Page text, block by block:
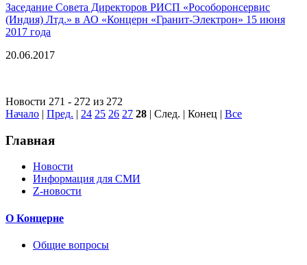
Заседание Совета Директоров РИСП «Рособоронсервис
(Индия) Лтд.» в АО «Концерн «Гранит-Электрон» 15 июня
2017 года
20.06.2017
Новости 271 - 272 из 272
Начало | Пред. | 24 25 26 27 28 | След. | Конец | Все
Главная
Новости
Информация для СМИ
Z-новости
О Концерне
Общие вопросы